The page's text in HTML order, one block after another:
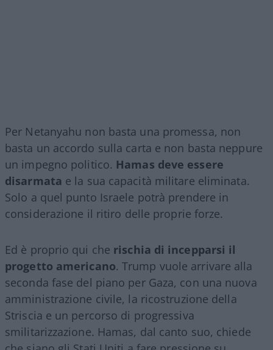
Per Netanyahu non basta una promessa, non
basta un accordo sulla carta e non basta neppure
un impegno politico. Hamas deve essere
disarmata e la sua capacità militare eliminata.
Solo a quel punto Israele potrà prendere in
considerazione il ritiro delle proprie forze.
Ed è proprio qui che rischia di incepparsi il
progetto americano. Trump vuole arrivare alla
seconda fase del piano per Gaza, con una nuova
amministrazione civile, la ricostruzione della
Striscia e un percorso di progressiva
smilitarizzazione. Hamas, dal canto suo, chiede